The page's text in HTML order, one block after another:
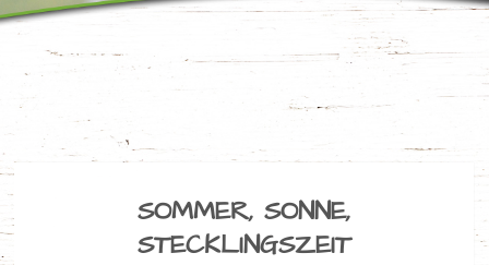
SOMMER, SONNE,
STECKLINGSZEIT